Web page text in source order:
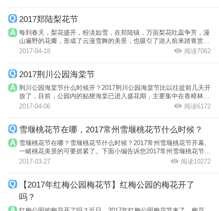
2017郑陆梨花节
每到春天，梨花盛开，粉淡如雪，在郑陆镇，万亩梨花吐蕊争芳，漫
山遍野的花瓣，形成了云漫雪舞的美景，也吸引了游人前来踏青赏
花。那么2017...
2017-04-18 阅读7062
2017荆川公园海棠节
荆川公园海棠节什么时候开？2017荆川公园海棠节比以往提前几天开
放了，目前，公园内的贴梗海棠已进入盛花期，主要集中在香樟林附
近；精美的...
2017-04-06 阅读6172
雪堰桃花节在哪，2017常州雪堰桃花节什么时候？
雪堰桃花节在哪？雪堰桃花节什么时候？2017常州雪堰桃花节开幕,
一睹桃花美景的可要抓紧了。下面小编告诉您2017常州雪堰桃花节的
时间、地点...
2017-03-27 阅读10272
【2017年红梅公园梅花节】红梅公园的梅花开了
吗？